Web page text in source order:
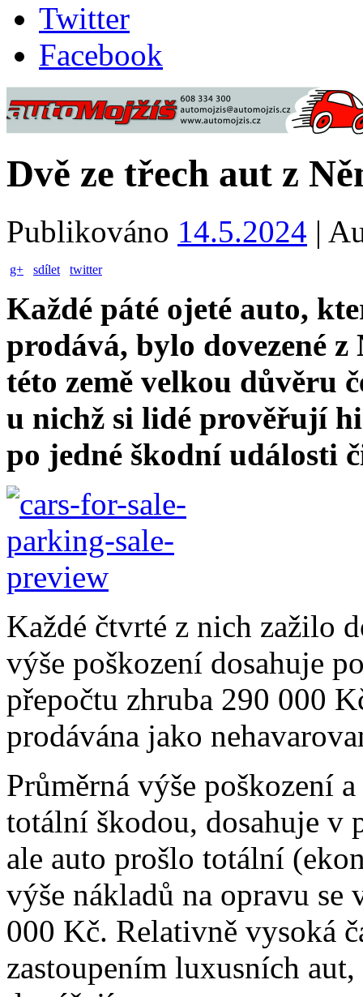
Twitter
Facebook
Dvě ze třech aut z
Publikováno 14.5.2024 |
g+ sdílet twitter
Každé páté ojeté auto,
prodává, bylo dovezené
této země velkou důvěru
u nichž si lidé prověřují
po jedné škodní události
Každé čtvrté z nich zažilo
výše poškození dosahuje
přepočtu zhruba 290 000
prodávána jako
Průměrná výše poškození
totální škodou, dosahuje v
ale auto prošlo totální
výše nákladů na opravu se
000 Kč. Relativně vysoká
zastoupením luxusních aut,